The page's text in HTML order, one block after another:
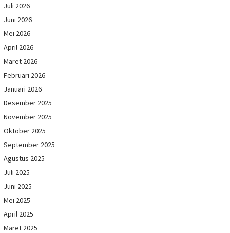
Juli 2026
Juni 2026
Mei 2026
April 2026
Maret 2026
Februari 2026
Januari 2026
Desember 2025
November 2025
Oktober 2025
September 2025
Agustus 2025
Juli 2025
Juni 2025
Mei 2025
April 2025
Maret 2025